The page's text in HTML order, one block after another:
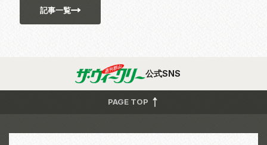
記事一覧
公式SNS
PAGE TOP